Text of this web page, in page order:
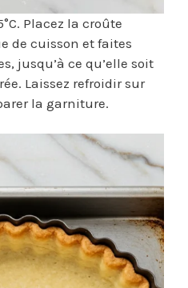
Placez la croûte
de cuisson et faites
jusqu’à ce qu’elle soit
Laissez refroidir sur
la garniture.